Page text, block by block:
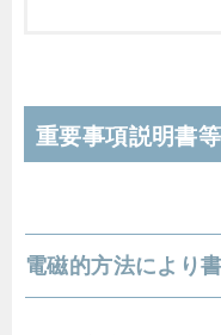
重要事項説明書
電磁的方法により